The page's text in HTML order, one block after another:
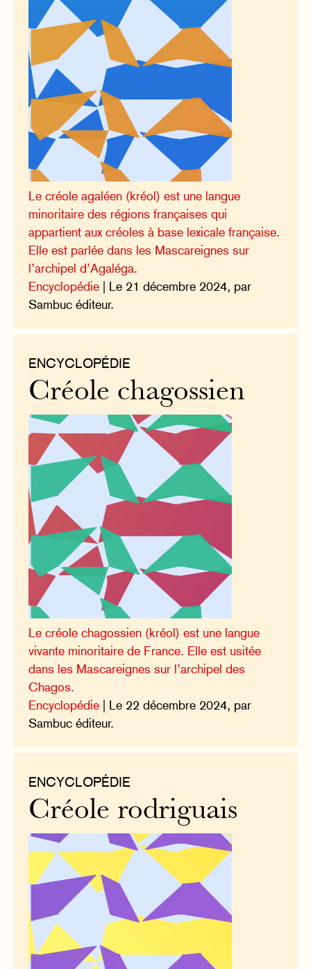
Le créole agaléen (kréol) est une langue
minoritaire des régions françaises qui
appartient aux créoles à base lexicale française.
Elle est parlée dans les Mascareignes sur
l’archipel d’Agaléga.
Encyclopédie | Le 21 décembre 2024, par
Sambuc éditeur.
ENCYCLOPÉDIE
Créole chagossien
Le créole chagossien (kréol) est une langue
vivante minoritaire de France. Elle est usitée
dans les Mascareignes sur l’archipel des
Chagos.
Encyclopédie | Le 22 décembre 2024, par
Sambuc éditeur.
ENCYCLOPÉDIE
Créole rodriguais